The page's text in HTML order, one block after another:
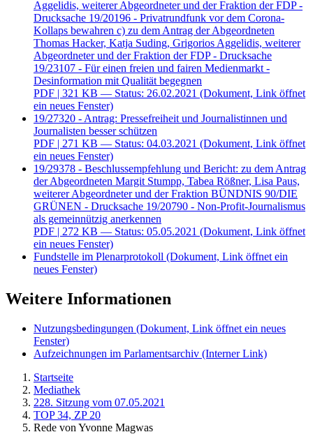
Aggelidis, weiterer Abgeordneter und der Fraktion der FDP -
Drucksache 19/20196 - Privatrundfunk vor dem Corona-
Kollaps bewahren c) zu dem Antrag der Abgeordneten
Thomas Hacker, Katja Suding, Grigorios Aggelidis, weiterer
Abgeordneter und der Fraktion der FDP - Drucksache
19/23107 - Für einen freien und fairen Medienmarkt -
Desinformation mit Qualität begegnen
PDF | 321 KB — Status: 26.02.2021 (Dokument, Link öffnet
ein neues Fenster)
19/27320 - Antrag: Pressefreiheit und Journalistinnen und
Journalisten besser schützen
PDF | 271 KB — Status: 04.03.2021 (Dokument, Link öffnet
ein neues Fenster)
19/29378 - Beschlussempfehlung und Bericht: zu dem Antrag
der Abgeordneten Margit Stumpp, Tabea Rößner, Lisa Paus,
weiterer Abgeordneter und der Fraktion BÜNDNIS 90/DIE
GRÜNEN - Drucksache 19/20790 - Non-Profit-Journalismus
als gemeinnützig anerkennen
PDF | 272 KB — Status: 05.05.2021 (Dokument, Link öffnet
ein neues Fenster)
Fundstelle im Plenarprotokoll (Dokument, Link öffnet ein
neues Fenster)
Weitere Informationen
Nutzungsbedingungen (Dokument, Link öffnet ein neues
Fenster)
Aufzeichnungen im Parlamentsarchiv (Interner Link)
Startseite
Mediathek
228. Sitzung vom 07.05.2021
TOP 34, ZP 20
Rede von Yvonne Magwas